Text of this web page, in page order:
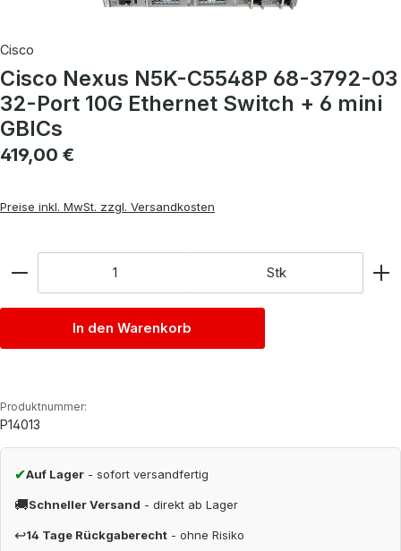
Cisco
Cisco Nexus N5K-C5548P 68-3792-03
32-Port 10G Ethernet Switch + 6 mini
GBICs
Regulärer Preis:
419,00 €
Preise inkl. MwSt. zzgl. Versandkosten
Stk
In den Warenkorb
Produktnummer:
P14013
✔Auf Lager - sofort versandfertig
🚚Schneller Versand - direkt ab Lager
↩14 Tage Rückgaberecht - ohne Risiko